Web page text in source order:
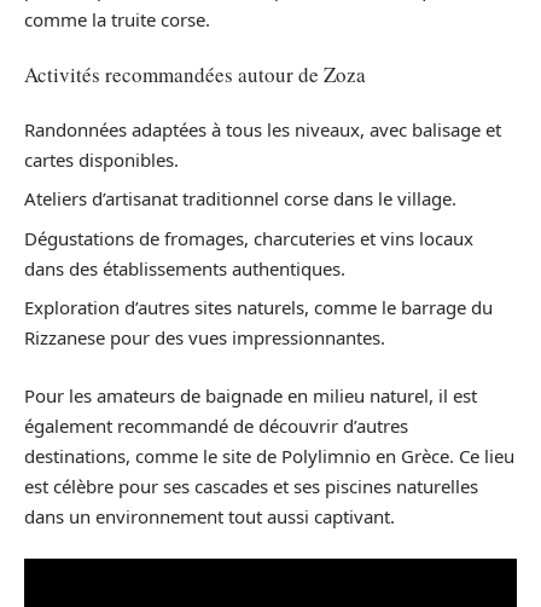
comme la truite corse.
Activités recommandées autour de Zoza
Randonnées adaptées à tous les niveaux, avec balisage et
cartes disponibles.
Ateliers d’artisanat traditionnel corse dans le village.
Dégustations de fromages, charcuteries et vins locaux
dans des établissements authentiques.
Exploration d’autres sites naturels, comme le barrage du
Rizzanese pour des vues impressionnantes.
Pour les amateurs de baignade en milieu naturel, il est
également recommandé de découvrir d’autres
destinations, comme le site de Polylimnio en Grèce. Ce lieu
est célèbre pour ses cascades et ses piscines naturelles
dans un environnement tout aussi captivant.